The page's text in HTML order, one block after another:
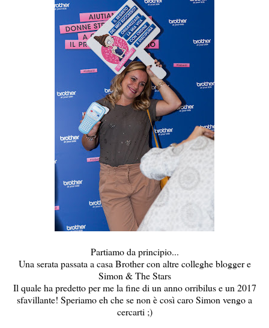
Partiamo da principio...
Una serata passata a casa Brother con altre colleghe blogger e
Simon & The Stars
Il quale ha predetto per me la fine di un anno orribilus e un 2017
sfavillante! Speriamo eh che se non è così caro Simon vengo a
cercarti ;)